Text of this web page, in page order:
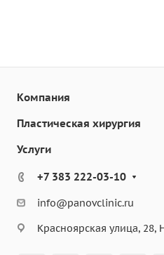
Компания
Пластическая хирургия
Услуги
+7 383 222-03-10
info@panovclinic.ru
Красноярская улица, 28,